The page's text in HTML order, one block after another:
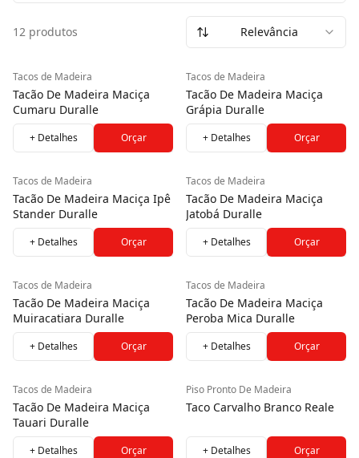
O taco de madeira evoca uma herança atemporal, sendo a
escolha perfeita para projetos que respiram estilo e
autenticidade. Seu desenho geométrico confere um visual
sutil e aquece o ambiente com uma personalidade
inigualável.
12 produtos Relevância
Tacos de Madeira
Tacão De Madeira Maciça
Cumaru Duralle
+ Detalhes Orçar
Tacos de Madeira
Tacão De Madeira Maciça
Grápia Duralle
+ Detalhes Orçar
Tacos de Madeira
Tacão De Madeira Maciça Ipê
Stander Duralle
+ Detalhes Orçar
Tacos de Madeira
Tacão De Madeira Maciça
Jatobá Duralle
+ Detalhes Orçar
Tacos de Madeira
Tacão De Madeira Maciça
Muiracatiara Duralle
+ Detalhes Orçar
Tacos de Madeira
Tacão De Madeira Maciça
Peroba Mica Duralle
+ Detalhes Orçar
Tacos de Madeira
Tacão De Madeira Maciça
Tauari Duralle
+ Detalhes Orçar
Piso Pronto De Madeira
Taco Carvalho Branco Reale
+ Detalhes Orçar